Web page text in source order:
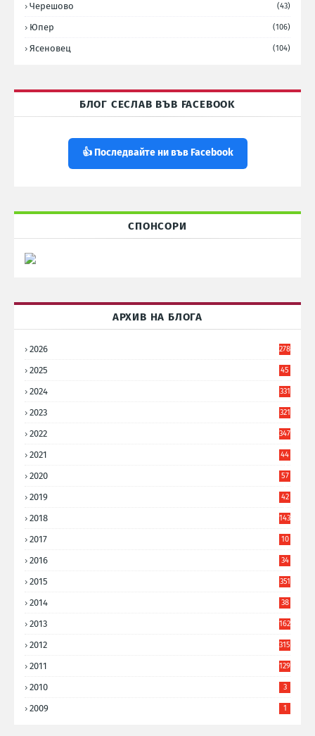
Черешово (43)
Юпер (106)
Ясеновец (104)
БЛОГ СЕСЛАВ ВЪВ FACEBOOK
👍 Последвайте ни във Facebook
СПОНСОРИ
АРХИВ НА БЛОГА
2026 278
2025
45
2024 331
2023 321
2022 347
2021
44
2020
57
2019
42
2018 143
2017
10
2016
34
2015 351
2014
38
2013 162
2012 315
2011 129
2010 3
2009 1